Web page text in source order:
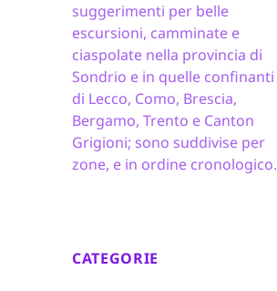
suggerimenti per belle
escursioni, camminate e
ciaspolate nella provincia di
Sondrio e in quelle confinanti
di Lecco, Como, Brescia,
Bergamo, Trento e Canton
Grigioni; sono suddivise per
zone, e in ordine cronologico.
CATEGORIE